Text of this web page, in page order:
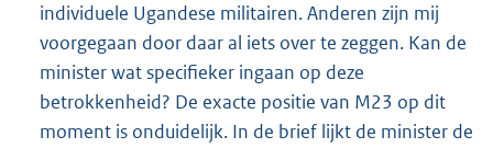
individuele Ugandese militairen. Anderen zijn mij
voorgegaan door daar al iets over te zeggen. Kan de
minister wat specifieker ingaan op deze
betrokkenheid? De exacte positie van M23 op dit
moment is onduidelijk. In de brief lijkt de minister de